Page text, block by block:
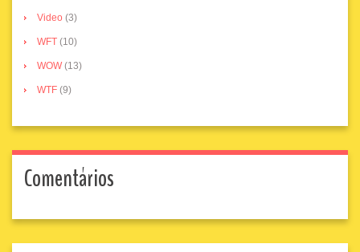
Video (3)
WFT (10)
WOW(13)
WTF (9)
Comentários